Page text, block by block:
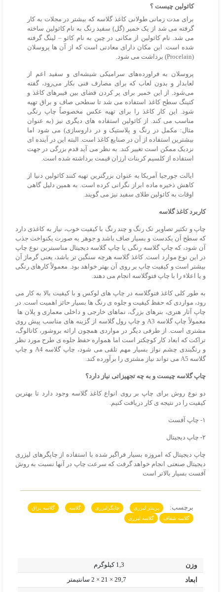
کائولین چیست ؟
برای مدت زمانی طولانی کاغذ گلاسه که بیشتر در مجلات به کار
گرفته می شد از یک خمیر (گل) سفید رنگ به نام کائولین ساخته
می شد. نام کائولین از مکانی در چین به نام کائو – لینگ گرفته
شده است. این مکان دارای معادنی است که از آن ها پروسلان
(Procelain) برداشت می شود.
پروسلان به فراورده‌های سرامیکی شیشه‌ای و سفید اعم از
لعابدار و بدون لعاب که برای مصارف فنی بکار می‌رود، گفته
می‌شود. از این خمیر برای پر کردن فضای بین فیبرهای کاغذ و
کتینگ سطح کاغذ استفاده می شد تا سطحی صاف و براق تهیه
شود. این کار کاغذ را برای تهیه عکس مخصوصاً چاپ رنگی
مناسب می کند. از کائولین استفاده های دیگری نیز (به عنوان
مثال: مکمل در رنگ و پلاستیک و در داروسازی) می شود اما
بیشترین استفاده از آن در صنایع کاغذ است. البته این در آینده ای
نزدیک ممکن است تغییر کند. به نظر می آید قدم بزرگی در جهت
استفاده از کلسیم کربنات ارزان قیمت برداشته شده است.
ایالت جورجیا آمریکا به عنوان بزرگترین تهیه کنند کائولین دنیا از
کاهش ذخیره ماده ابراز نگرانی کرده است. به همین دلیل گاهی
اوقات به کائولین طلای سفید نیز می گویند.
کاربرد کاغذ گلاسه
چاپ و تکثیر تصاویر تک رنگ و چند رنگ با کیفیت خوب، نیاز به کاغذی دارد
که سطح آن یکدست و بسیار صاف باشد و جوهر به صورت یکنواخت جذب
آن شود، که چاپ گلاسه رنگی یا چاپ گلاسه دیجیتال مناسبترین نوع چاپ
در این نوع موارد است. کاغذ گلاسه هرچه سنگین تر باشد، یعنی گرماژ آن
بیشتر است و کیفیت چاپ بر روی آن بهتر خواهد بود. معمولاً کارهای رنگی
و یا اعلاء را با چاپ فتوگلاسه انجام می دهند.
به طور کلی کاغذ فتوگلاسه در چاپ های لوکس و با کیفیت بالا به کار می
رود، مواردی که حفظ کیفیت و جلوه ی رنگ ها بسیار حائز اهمیت است. در
چاپ آثار هنری، بنرهای بزرگ، نماهای خارجی و داخلی معماری و پلان ها
معمولاً چاپ گلاسه A3 و چاپ رول گلاسه از گزینه های مناسب پیش روی
مشتری است. از طرفی دیگر در مواردی همچون ارائه بروشور، کاتالوگ،
تراکت که ابعاد کار کوچکتر است اما همواره حفظ جلوه ی طرح مورد نظر
و رنگبندی چشم نواز بسیار مهم تلقی می شود، چاپ گلاسه A4 و چاپ
گلاسه A5 می تواند نیاز مشتری را برآورده کند.
چاپ گلاسه چیست و به چه تجهیزاتی نیاز دارد؟
دو نوع روش برای چاپ بر روی انواع کاغذ گلاسه وجود دارد تا بهترین
کیفیت را در نتیجه ی کار دریافت کنیم.
۱- چاپ آفست
۲- چاپ دیجیتال
چاپ دیجیتال که امروزه بسیار فراگیر شده با استفاده از چاپگرهای لیزری
دیجیتال صنعتی انجام خواهد گرفت که سرعت چاپ در آنها نسبت به روش
آفست بسیار بالاتر است
برچسب: پرینتر لیزری چاپگرلیزری گلاسه
گلاسه براق
گلاسه شفاف
گلاسه لیزری
وزن 1,3 کیلوگرم
ابعاد 29,7 × 21 × 2 سانتیمتر